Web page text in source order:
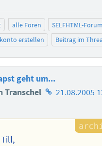
alle Foren SELFHTML-Forum
erstellen
Beitrag im
geht um...
Transchel Homepage
Autors
21.08.2005